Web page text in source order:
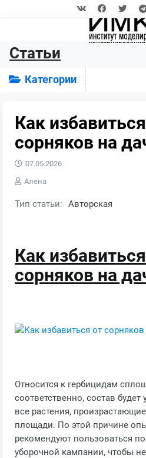
Статьи
Категории
Как
сорняков на
07.05.2026
Алена
Тип статьи: Авторская
Как
сорняков на
Относится к гербицидам
соответственно, состав
все растения,
площади. По этой причине
рекомендуют пользоваться
уборочной кампании, чтобы